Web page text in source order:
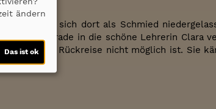
ist und sich dort als Schmied
er sich gerade in die schöne Lehrerin Clara
einfache Rückreise nicht möglich ist. Sie
ändern
Das ist ok